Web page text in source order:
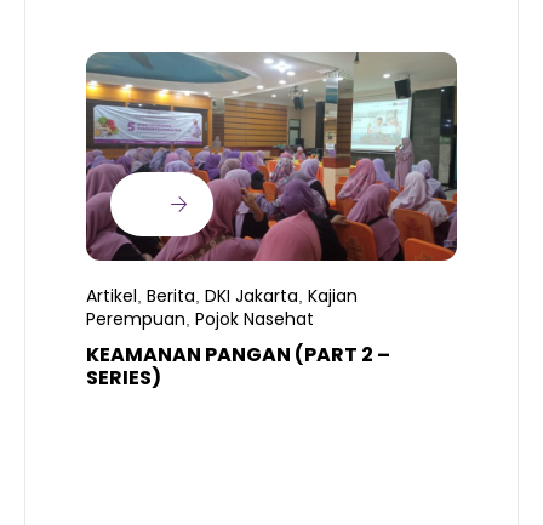
Artikel Berita DKI Jakarta Kajian
Perempuan Pojok Nasehat
KEAMANAN PANGAN (PART 2 –
SERIES)